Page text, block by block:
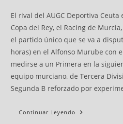
El rival del AUGC Deportiva
Copa del Rey, el Racing de
el partido único que se va a
horas) en el Alfonso Murube con
medirse a un Primera en la
equipo murciano, de Tercera
Segunda B reforzado por
Continuar Leyendo